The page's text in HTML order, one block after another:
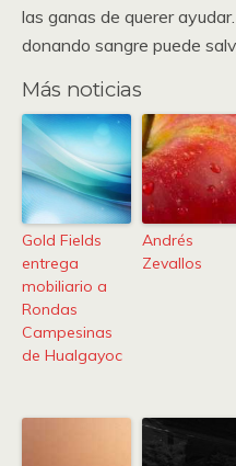
las ganas de querer
donando sangre puede
Más noticias
Gold Fields
entrega
mobiliario a
Rondas
Campesinas
de Hualgayoc
Andrés
Zevallos